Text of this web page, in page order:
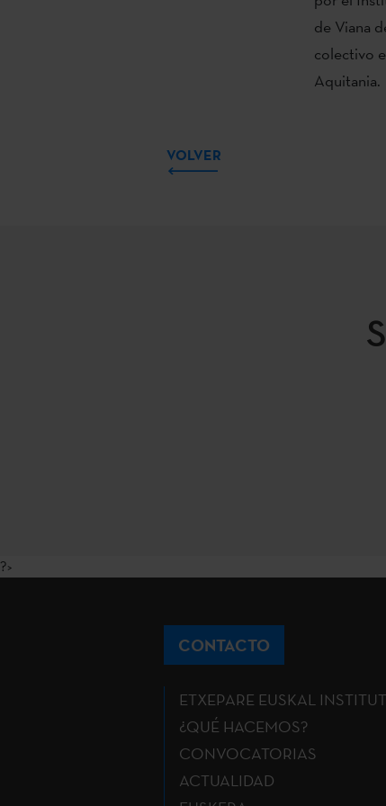
de Viana
colectivo
Aquitania.
VOLVER
?>
CONTACTO
ETXEPARE EUSKAL
¿QUÉ HACEMOS?
CONVOCATORIAS
ACTUALIDAD